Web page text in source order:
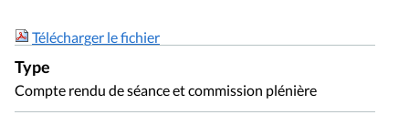
Télécharger le fichier
Type
Compte rendu de séance et commission plénière